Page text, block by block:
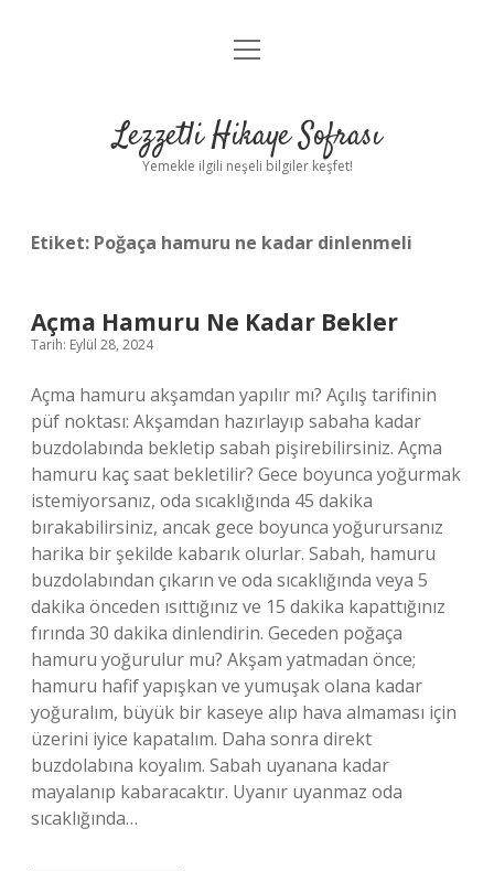
Anasayfa
Yasal Uyarı
menüyü
Lezzetli Hikaye Sofrası
Yemekle ilgili neşeli bilgiler keşfet!
Etiket: Poğaça hamuru ne kadar dinlenmeli
Açma Hamuru Ne Kadar Bekler
Tarih: Eylül 28, 2024
Açma hamuru akşamdan yapılır mı? Açılış tarifinin
püf noktası: Akşamdan hazırlayıp sabaha kadar
buzdolabında bekletip sabah pişirebilirsiniz. Açma
hamuru kaç saat bekletilir? Gece boyunca yoğurmak
istemiyorsanız, oda sıcaklığında 45 dakika
bırakabilirsiniz, ancak gece boyunca yoğurursanız
harika bir şekilde kabarık olurlar. Sabah, hamuru
buzdolabından çıkarın ve oda sıcaklığında veya 5
dakika önceden ısıttığınız ve 15 dakika kapattığınız
fırında 30 dakika dinlendirin. Geceden poğaça
hamuru yoğurulur mu? Akşam yatmadan önce;
hamuru hafif yapışkan ve yumuşak olana kadar
yoğuralım, büyük bir kaseye alıp hava almaması için
üzerini iyice kapatalım. Daha sonra direkt
buzdolabına koyalım. Sabah uyanana kadar
mayalanıp kabaracaktır. Uyanır uyanmaz oda
sıcaklığında…